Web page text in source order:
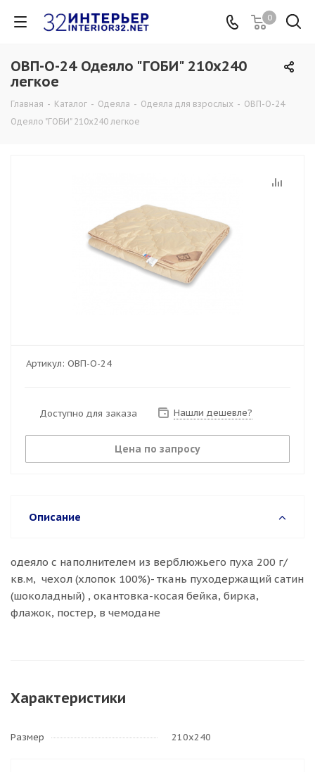
0
ОВП-О-24 Одеяло "ГОБИ" 210х240
легкое
Главная - Каталог - Одеяла - Одеяла для взрослых - ОВП-О-24
Одеяло "ГОБИ" 210х240 легкое
Артикул: ОВП-О-24
Доступно для заказа Нашли дешевле?
Цена по запросу
Описание
одеяло с наполнителем из верблюжьего пуха 200 г/
кв.м, чехол (хлопок 100%)- ткань пуходержащий сатин
(шоколадный) , окантовка-косая бейка, бирка,
флажок, постер, в чемодане
Характеристики
Размер 210х240